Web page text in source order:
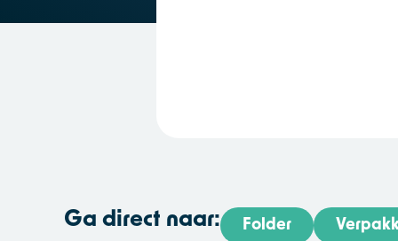
Ga direct naar: Folder